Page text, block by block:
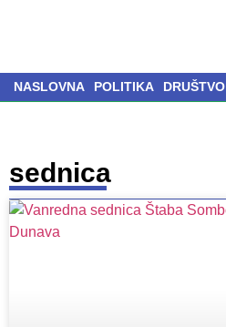
NASLOVNA POLITIKA DRUŠTVO
sednica